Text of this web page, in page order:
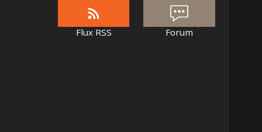
Flux RSS Forum